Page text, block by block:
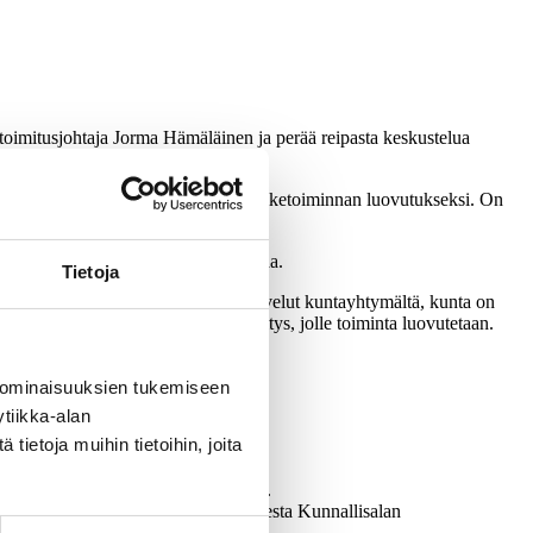
Tietoja
tukemiseen
alan
tietoja muihin tietoihin, joita
Jorma Hämäläinen ja perää reipasta keskustelua
eli kunta, niin sitä voi luonnehtia liiketoiminnan luovutukseksi. On
käyttökatteet, Hämäläinen jatkaa.
että silloin kun kunta ostaa palvelut kuntayhtymältä, kunta on
katteet tekee yritys, jolle toiminta luovutetaan.
kauppahintaan.
Tuusulaa vuoteen 2001 asti.
johtamisesta ja ohjaamisesta Kunnallisalan